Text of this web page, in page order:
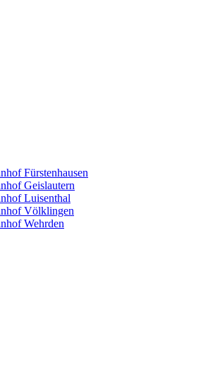
Fürstenhausen
Geislautern
Luisenthal
Völklingen
Wehrden